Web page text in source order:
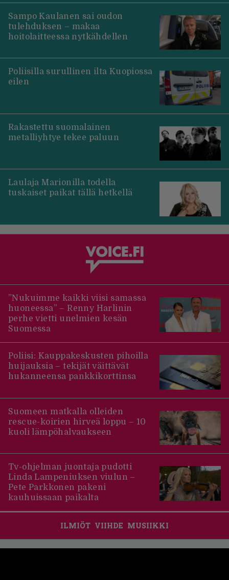
Sampo Kaulanen sai oudon
tulehduksen – makaa
hoitolaitteessa nytkähdellen
Poliisilla surullinen ilta Kuopiossa
eilen
Rakastettu suomalainen
metalliyhtye tekee paluun
Laulaja Marionilla todella
tuskaiset paikat tällä hetkellä
”Nukuimme kaikki viisi samassa
huoneessa” – Renny Harlinin
perhe vietti unelmien kesän
Suomessa
Poliisi: Kauppakeskusten pihoilla
huijauksia – tekijät väittävät
hukanneensa pankkikorttinsa
Suomeen matkalla olleiden
rescue-koirien hirveä loppu – 10
kuoli lämpöhalvaukseen
Tv-ohjelman juontaja pudotti
Linda Lampeniuksen viulun –
Pete Parkkonen pakeni
kauhuissaan paikalta
ILMIÖT VIIHDE MUSIIKKI